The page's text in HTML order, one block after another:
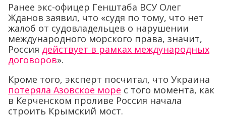
Ранее экс-офицер Генштаба ВСУ Олег
Жданов заявил, что «судя по тому, что нет
жалоб от судовладельцев о нарушении
международного морского права, значит,
Россия действует в рамках международных
договоров».
Кроме того, эксперт посчитал, что Украина
потеряла Азовское море с того момента, как
в Керченском проливе Россия начала
строить Крымский мост.